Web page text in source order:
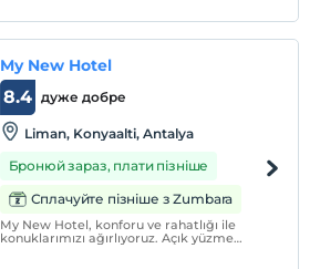
My New Hotel
дуже добре
8.4
Liman, Konyaalti, Antalya
Бронюй зараз, плати пізніше
Сплачуйте пізніше з Zumbara
My New Hotel, konforu ve rahatlığı ile
konuklarımızı ağırlıyoruz. Açık yüzme